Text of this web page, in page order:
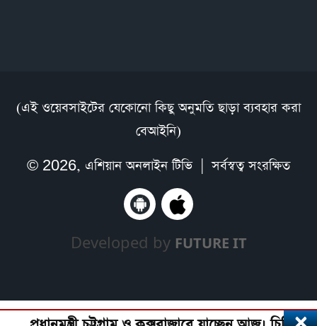
(এই ওয়েবসাইটের যেকোনো কিছু অনুমতি ছাড়া ব্যবহার করা
বেআইনি)
© 2026, এশিয়ান অনলাইন টিভি| সর্বস্বত্ব সংরক্ষিত
Developed by FUTURE IT